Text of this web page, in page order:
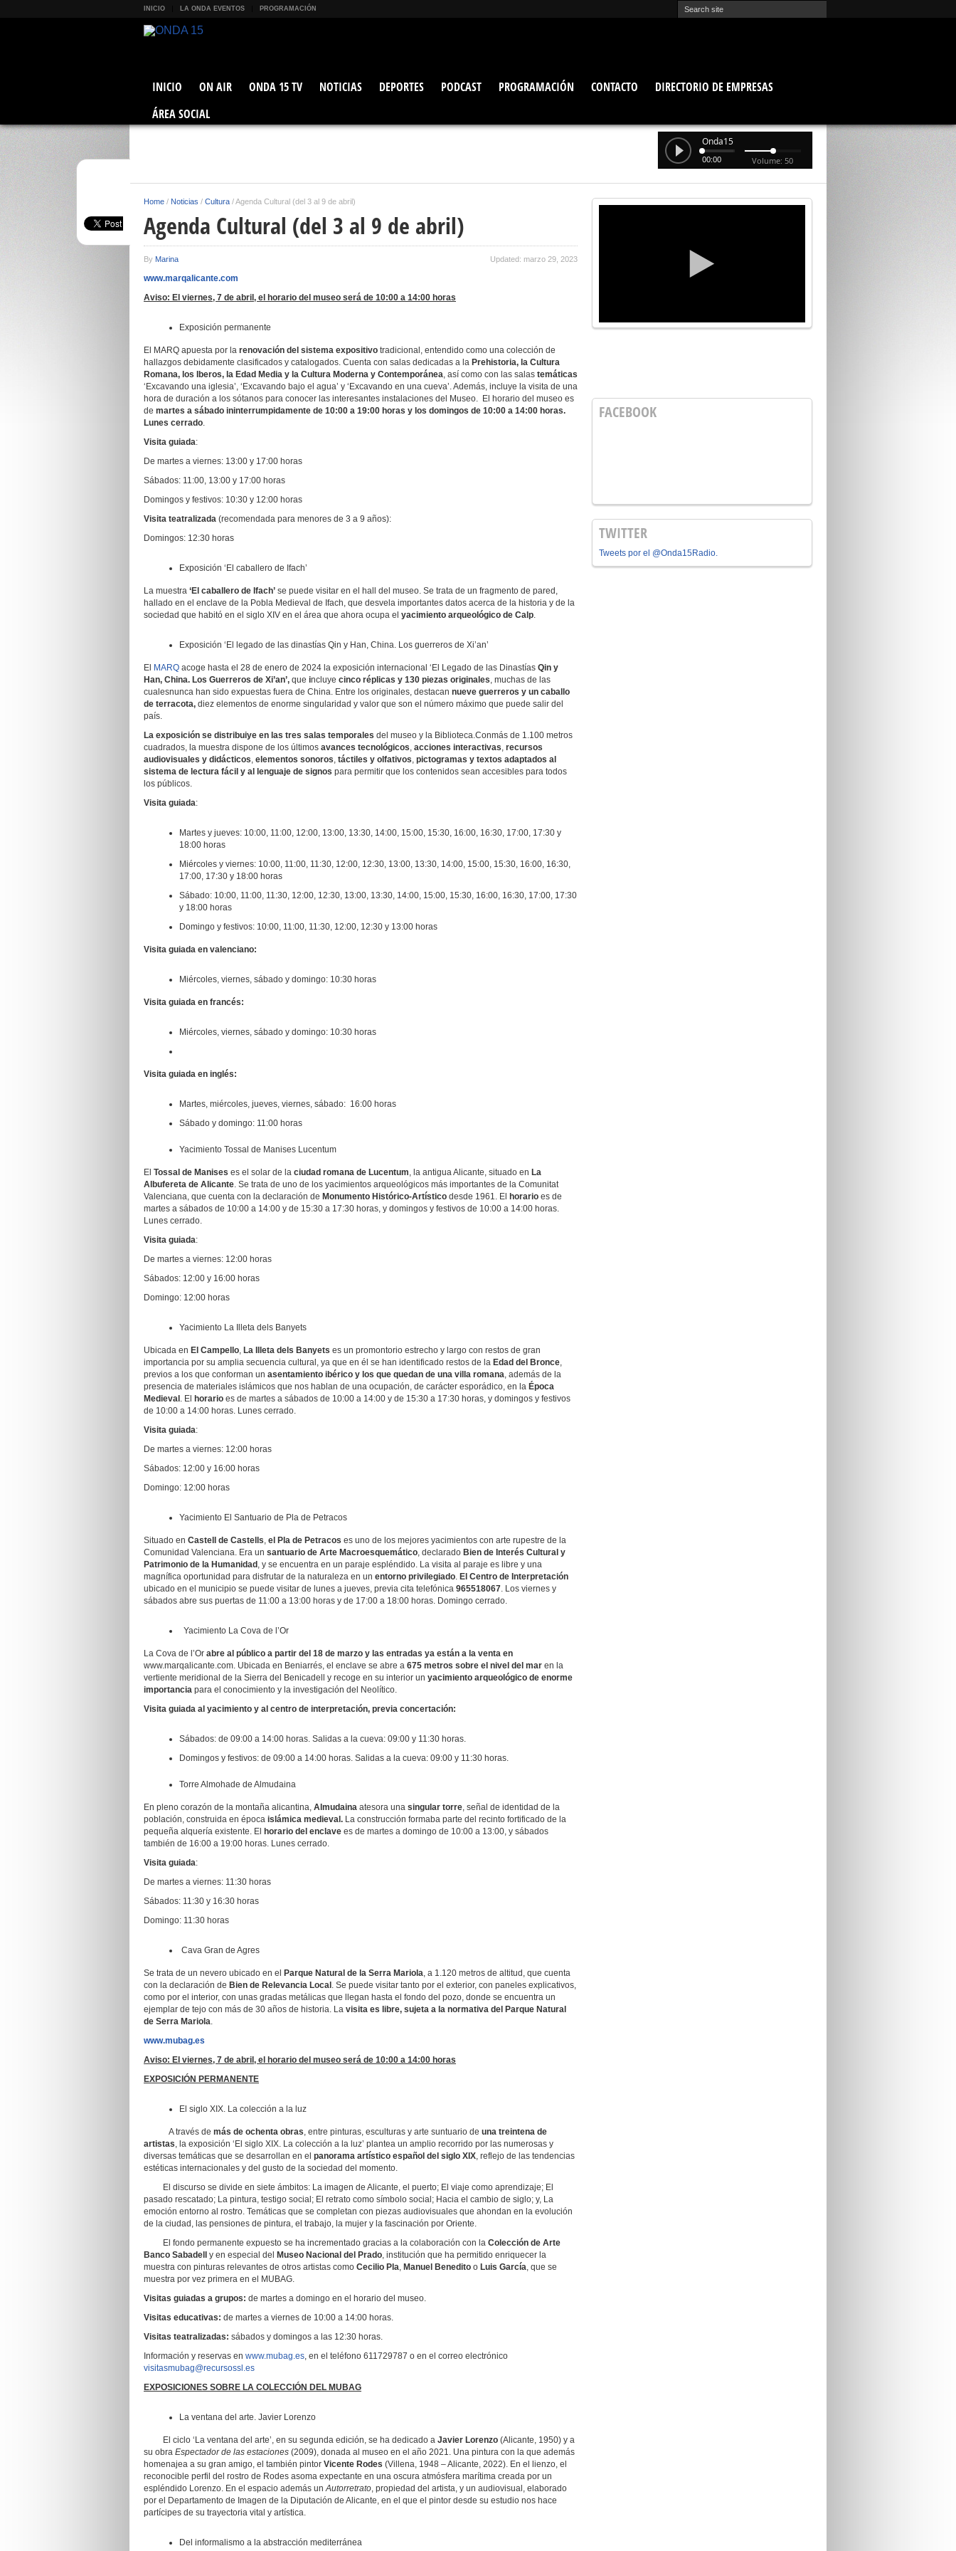
INICIO LA ONDA EVENTOS PROGRAMACIÓN
INICIO ON AIR ONDA 15 TV NOTICIAS DEPORTES PODCAST PROGRAMACIÓN CONTACTO
DIRECTORIO DE EMPRESAS
ÁREA SOCIAL
Onda15
00:00 Volume: 50
Home / Noticias / Cultura /Agenda Cultural (del 3 al 9 de abril)
Agenda Cultural (del 3 al 9 de abril)
By Marina Updated: marzo 29, 2023
www.marqalicante.com
Aviso: El viernes, 7 de abril, el horario del museo será de 10:00 a 14:00 horas
Exposición permanente
El MARQ apuesta por la renovación del sistema expositivo tradicional, entendido como una colección de
hallazgos debidamente clasificados y catalogados. Cuenta con salas dedicadas a la Prehistoria, la Cultura
Romana, los Iberos, la Edad Media y la Cultura Moderna y Contemporánea, así como con las salas temáticas
‘Excavando una iglesia’, ‘Excavando bajo el agua’ y ‘Excavando en una cueva’. Además, incluye la visita de una
hora de duración a los sótanos para conocer las interesantes instalaciones del Museo. El horario del museo es
de martes a sábado ininterrumpidamente de 10:00 a 19:00 horas y los domingos de 10:00 a 14:00 horas.
Lunes cerrado.
Visita guiada:
De martes a viernes: 13:00 y 17:00 horas
Sábados: 11:00, 13:00 y 17:00 horas
Domingos y festivos: 10:30 y 12:00 horas
Visita teatralizada (recomendada para menores de 3 a 9 años):
Domingos: 12:30 horas
Exposición ‘El caballero de Ifach’
La muestra ‘El caballero de Ifach’ se puede visitar en el hall del museo. Se trata de un fragmento de pared,
hallado en el enclave de la Pobla Medieval de Ifach, que desvela importantes datos acerca de la historia y de la
sociedad que habitó en el siglo XIV en el área que ahora ocupa el yacimiento arqueológico de Calp.
Exposición ‘El legado de las dinastías Qin y Han, China. Los guerreros de Xi’an’
El MARQ acoge hasta el 28 de enero de 2024 la exposición internacional ‘El Legado de las Dinastías Qin y
Han, China. Los Guerreros de Xi’an’, que incluye cinco réplicas y 130 piezas originales, muchas de las
cualesnunca han sido expuestas fuera de China. Entre los originales, destacan nueve guerreros y un caballo
de terracota, diez elementos de enorme singularidad y valor que son el número máximo que puede salir del
país.
La exposición se distribuiye en las tres salas temporales del museo y la Biblioteca.Conmás de 1.100 metros
cuadrados, la muestra dispone de los últimos avances tecnológicos, acciones interactivas, recursos
audiovisuales y didácticos, elementos sonoros, táctiles y olfativos, pictogramas y textos adaptados al
sistema de lectura fácil y al lenguaje de signos para permitir que los contenidos sean accesibles para todos
los públicos.
Visita guiada:
Martes y jueves: 10:00, 11:00, 12:00, 13:00, 13:30, 14:00, 15:00, 15:30, 16:00, 16:30, 17:00, 17:30 y
18:00 horas
Miércoles y viernes: 10:00, 11:00, 11:30, 12:00, 12:30, 13:00, 13:30, 14:00, 15:00, 15:30, 16:00, 16:30,
17:00, 17:30 y 18:00 horas
Sábado: 10:00, 11:00, 11:30, 12:00, 12:30, 13:00, 13:30, 14:00, 15:00, 15:30, 16:00, 16:30, 17:00, 17:30
y 18:00 horas
Domingo y festivos: 10:00, 11:00, 11:30, 12:00, 12:30 y 13:00 horas
Visita guiada en valenciano:
Miércoles, viernes, sábado y domingo: 10:30 horas
Visita guiada en francés:
Miércoles, viernes, sábado y domingo: 10:30 horas
Visita guiada en inglés:
Martes, miércoles, jueves, viernes, sábado: 16:00 horas
Sábado y domingo: 11:00 horas
Yacimiento Tossal de Manises Lucentum
El Tossal de Manises es el solar de la ciudad romana de Lucentum, la antigua Alicante, situado en La
Albufereta de Alicante. Se trata de uno de los yacimientos arqueológicos más importantes de la Comunitat
Valenciana, que cuenta con la declaración de Monumento Histórico-Artístico desde 1961. El horario es de
martes a sábados de 10:00 a 14:00 y de 15:30 a 17:30 horas, y domingos y festivos de 10:00 a 14:00 horas.
Lunes cerrado.
Visita guiada:
De martes a viernes: 12:00 horas
Sábados: 12:00 y 16:00 horas
Domingo: 12:00 horas
Yacimiento La Illeta dels Banyets
Ubicada en El Campello, La Illeta dels Banyets es un promontorio estrecho y largo con restos de gran
importancia por su amplia secuencia cultural, ya que en él se han identificado restos de la Edad del Bronce,
previos a los que conforman un asentamiento ibérico y los que quedan de una villa romana, además de la
presencia de materiales islámicos que nos hablan de una ocupación, de carácter esporádico, en la Época
Medieval . El horario es de martes a sábados de 10:00 a 14:00 y de 15:30 a 17:30 horas, y domingos y festivos
de 10:00 a 14:00 horas. Lunes cerrado.
Visita guiada:
De martes a viernes: 12:00 horas
Sábados: 12:00 y 16:00 horas
Domingo: 12:00 horas
Yacimiento El Santuario de Pla de Petracos
Situado en Castell de Castells, el Pla de Petracos es uno de los mejores yacimientos con arte rupestre de la
Comunidad Valenciana. Era un santuario de Arte Macroesquemático, declarado Bien de Interés Cultural y
Patrimonio de la Humanidad , y se encuentra en un paraje espléndido. La visita al paraje es libre y una
magnífica oportunidad para disfrutar de la naturaleza en un entorno privilegiado. El Centro de Interpretación
ubicado en el municipio se puede visitar de lunes a jueves, previa cita telefónica 965518067. Los viernes y
sábados abre sus puertas de 11:00 a 13:00 horas y de 17:00 a 18:00 horas. Domingo cerrado.
Yacimiento La Cova de l’Or
La Cova de l’Or abre al público a partir del 18 de marzo y las entradas ya están a la venta en
www.marqalicante.com. Ubicada en Beniarrés, el enclave se abre a 675 metros sobre el nivel del mar en la
vertiente meridional de la Sierra del Benicadell y recoge en su interior un yacimiento arqueológico de enorme
importancia para el conocimiento y la investigación del Neolítico.
Visita guiada al yacimiento y al centro de interpretación, previa concertación:
Sábados: de 09:00 a 14:00 horas. Salidas a la cueva: 09:00 y 11:30 horas.
Domingos y festivos: de 09:00 a 14:00 horas. Salidas a la cueva: 09:00 y 11:30 horas.
Torre Almohade de Almudaina
En pleno corazón de la montaña alicantina, Almudaina atesora una singular torre, señal de identidad de la
población, construida en época islámica medieval. La construcción formaba parte del recinto fortificado de la
pequeña alquería existente. El horario del enclave es de martes a domingo de 10:00 a 13:00, y sábados
también de 16:00 a 19:00 horas. Lunes cerrado.
Visita guiada:
De martes a viernes: 11:30 horas
Sábados: 11:30 y 16:30 horas
Domingo: 11:30 horas
Cava Gran de Agres
Se trata de un nevero ubicado en el Parque Natural de la Serra Mariola, a 1.120 metros de altitud, que cuenta
con la declaración de Bien de Relevancia Local . Se puede visitar tanto por el exterior, con paneles explicativos,
como por el interior, con unas gradas metálicas que llegan hasta el fondo del pozo, donde se encuentra un
ejemplar de tejo con más de 30 años de historia. La visita es libre, sujeta a la normativa del Parque Natural
de Serra Mariola.
www.mubag.es
Aviso: El viernes, 7 de abril, el horario del museo será de 10:00 a 14:00 horas
EXPOSICIÓN PERMANENTE
El siglo XIX. La colección a la luz
A través de más de ochenta obras, entre pinturas, esculturas y arte suntuario de una treintena de
artistas, la exposición ‘El siglo XIX. La colección a la luz’ plantea un amplio recorrido por las numerosas y
diversas temáticas que se desarrollan en el panorama artístico español del siglo XIX, reflejo de las tendencias
estéticas internacionales y del gusto de la sociedad del momento.
El discurso se divide en siete ámbitos: La imagen de Alicante, el puerto; El viaje como aprendizaje; El
pasado rescatado; La pintura, testigo social; El retrato como símbolo social; Hacia el cambio de siglo; y, La
emoción entorno al rostro. Temáticas que se completan con piezas audiovisuales que ahondan en la evolución
de la ciudad, las pensiones de pintura, el trabajo, la mujer y la fascinación por Oriente.
El fondo permanente expuesto se ha incrementado gracias a la colaboración con la Colección de Arte
Banco Sabadell
y en especial del Museo Nacional del Prado, institución que ha permitido enriquecer la
muestra con pinturas relevantes de otros artistas como Cecilio Pla, Manuel Benedito o Luis García, que se
muestra por vez primera en el MUBAG.
Visitas guiadas a grupos: de martes a domingo en el horario del museo.
Visitas educativas: de martes a viernes de 10:00 a 14:00 horas.
Visitas teatralizadas: sábados y domingos a las 12:30 horas.
Información y reservas en www.mubag.es, en el teléfono 611729787 o en el correo electrónico
visitasmubag@recursossl.es
EXPOSICIONES SOBRE LA COLECCIÓN DEL MUBAG
La ventana del arte. Javier Lorenzo
El ciclo ‘La ventana del arte’, en su segunda edición, se ha dedicado a Javier Lorenzo (Alicante, 1950) y a
su obra Espectador de las estaciones (2009), donada al museo en el año 2021. Una pintura con la que además
homenajea a su gran amigo, el también pintor Vicente Rodes (Villena, 1948 – Alicante, 2022). En el lienzo, el
reconocible perfil del rostro de Rodes asoma expectante en una oscura atmósfera marítima creada por un
espléndido Lorenzo. En el espacio además unAutorretrato, propiedad del artista, y un audiovisual, elaborado
por el Departamento de Imagen de la Diputación de Alicante, en el que el pintor desde su estudio nos hace
partícipes de su trayectoria vital y artística.
Del informalismo a la abstracción mediterránea
FACEBOOK
TWITTER
Tweets por el @Onda15Radio.